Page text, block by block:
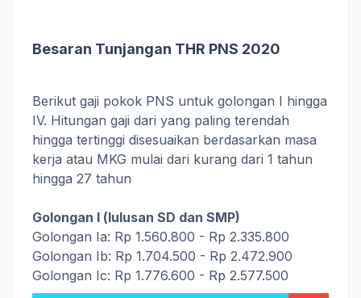
Besaran Tunjangan THR PNS 2020
Berikut gaji pokok PNS untuk golongan I hingga
IV. Hitungan gaji dari yang paling terendah
hingga tertinggi disesuaikan berdasarkan masa
kerja atau MKG mulai dari kurang dari 1 tahun
hingga 27 tahun
Golongan I (lulusan SD dan SMP)
Golongan Ia: Rp 1.560.800 - Rp 2.335.800
Golongan Ib: Rp 1.704.500 - Rp 2.472.900
Golongan Ic: Rp 1.776.600 - Rp 2.577.500